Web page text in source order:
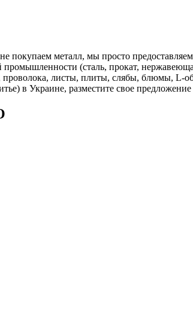
металл, мы просто
(сталь, прокат,
листы, плиты, слябы, блюмы, L-
в Украине, разместите свое